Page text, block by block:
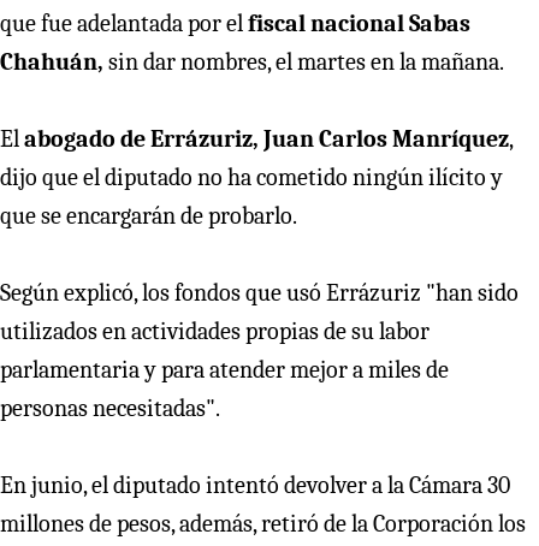
que fue adelantada por elfiscal nacional Sabas
Chahuán, sin dar nombres, el martes en la mañana.
Elabogado de Errázuriz, Juan Carlos Manríquez,
dijo que el diputado no ha cometido ningún ilícito y
que se encargarán de probarlo.
Según explicó, los fondos que usó Errázuriz "han sido
utilizados en actividades propias de su labor
parlamentaria y para atender mejor a miles de
personas necesitadas".
En junio, el diputado intentó devolver a la Cámara 30
millones de pesos, además, retiró de la Corporación los